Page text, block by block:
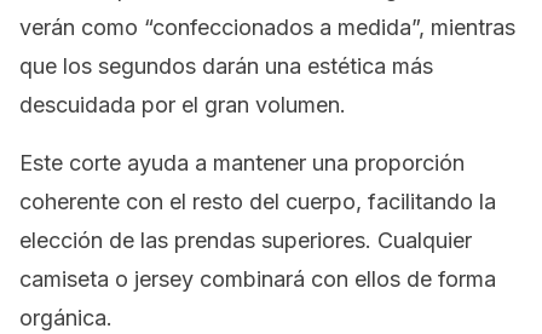
verán como “confeccionados a medida”, mientras
que los segundos darán una estética más
descuidada por el gran volumen.
Este corte ayuda a mantener una proporción
coherente con el resto del cuerpo, facilitando la
elección de las prendas superiores. Cualquier
camiseta o jersey combinará con ellos de forma
orgánica.